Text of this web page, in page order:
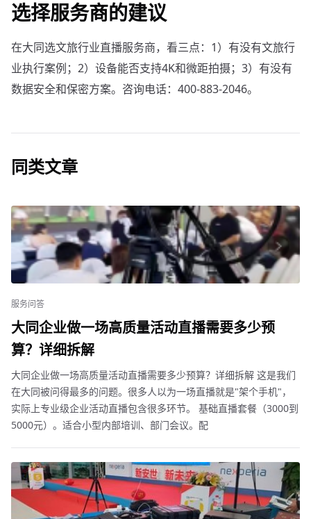
选择服务商的建议
在大同选文旅行业直播服务商，看三点：1）有没有文旅行
业执行案例；2）设备能否支持4K和微距拍摄；3）有没有
数据安全和保密方案。咨询电话：400-883-2046。
同类文章
服务问答
大同企业做一场高质量活动直播需要多少预
算？详细拆解
大同企业做一场高质量活动直播需要多少预算？详细拆解 这是我们
在大同被问得最多的问题。很多人以为一场直播就是"架个手机"，
实际上专业级企业活动直播包含很多环节。 基础直播套餐（3000到
5000元）。适合小型内部培训、部门会议。配